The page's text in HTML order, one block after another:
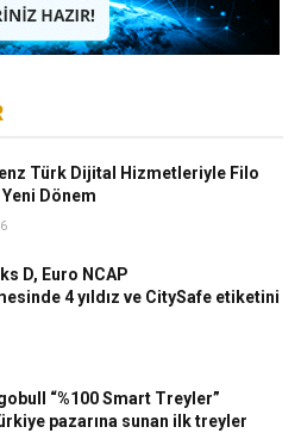
Türk Dijital Hizmetleriyle Filo
Dönem
D, Euro NCAP
4 yıldız ve CitySafe etiketini
“%100 Smart Treyler”
pazarına sunan ilk treyler